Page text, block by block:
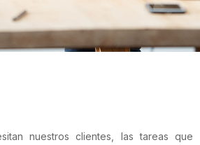
nuestros clientes, las tareas que